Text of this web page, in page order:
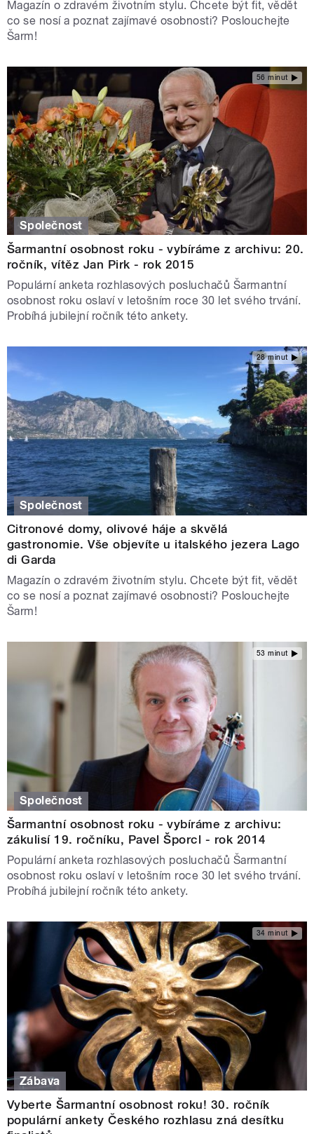
Magazín o zdravém životním stylu. Chcete být fit, vědět
co se nosí a poznat zajímavé osobnosti? Poslouchejte
Šarm!
56 minut
Společnost
Šarmantní osobnost roku - vybíráme z archivu: 20.
ročník, vítěz Jan Pirk - rok 2015
Populární anketa rozhlasových posluchačů Šarmantní
osobnost roku oslaví v letošním roce 30 let svého trvání.
Probíhá jubilejní ročník této ankety.
28 minut
Společnost
Citronové domy, olivové háje a skvělá
gastronomie. Vše objevíte u italského jezera Lago
di Garda
Magazín o zdravém životním stylu. Chcete být fit, vědět
co se nosí a poznat zajímavé osobnosti? Poslouchejte
Šarm!
53 minut
Společnost
Šarmantní osobnost roku - vybíráme z archivu:
zákulisí 19. ročníku, Pavel Šporcl - rok 2014
Populární anketa rozhlasových posluchačů Šarmantní
osobnost roku oslaví v letošním roce 30 let svého trvání.
Probíhá jubilejní ročník této ankety.
34 minut
Zábava
Vyberte Šarmantní osobnost roku! 30. ročník
populární ankety Českého rozhlasu zná desítku